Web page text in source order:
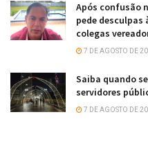
Após confusão
pede desculpas
colegas
7 DE AGOSTO DE
Saiba quando
servidores
7 DE AGOSTO DE